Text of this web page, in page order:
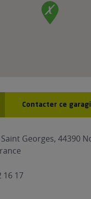
Contacter ce
Georges, 44390
16 17